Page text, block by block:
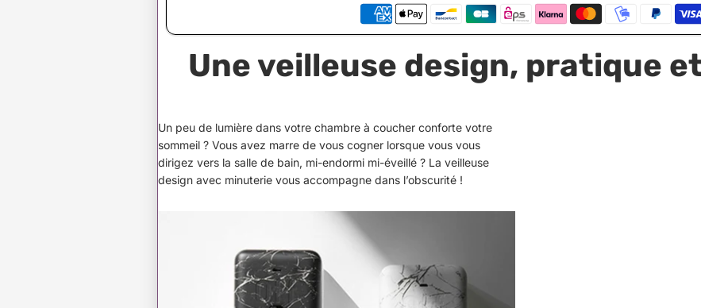
Une veilleuse design, pratique
Un peu de lumière dans votre chambre à coucher conforte votre
sommeil ? Vous avez marre de vous cogner lorsque vous vous
dirigez vers la salle de bain, mi-endormi mi-éveillé ? La veilleuse
design avec minuterie vous accompagne dans l’obscurité !